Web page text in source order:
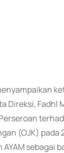
Direksi, Fadhl
(OJK) pada
sebagai